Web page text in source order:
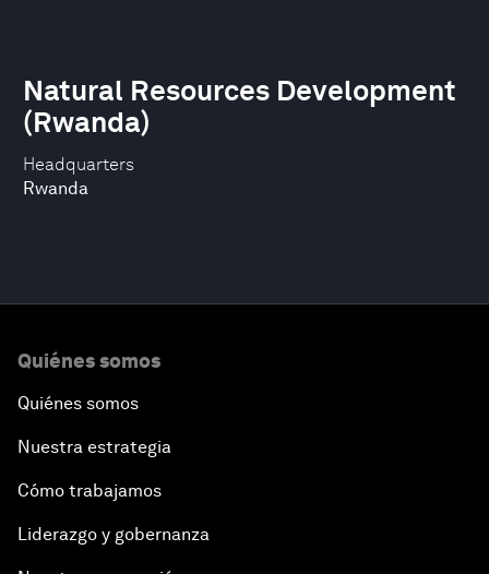
Headquarters
Rwanda
Natural Resources Development
(Rwanda)
Quiénes somos
Quiénes somos
Nuestra estrategia
Cómo trabajamos
Liderazgo y gobernanza